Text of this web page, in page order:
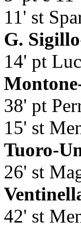
11' st
G.
14' pt
38' pt
15' st
Tuoro-
26' st
42' st